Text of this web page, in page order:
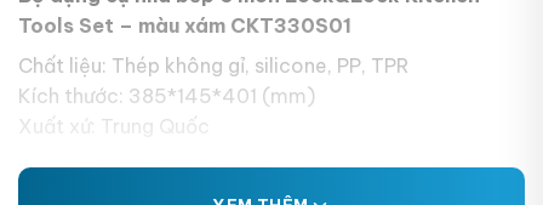
Tools Set – màu xám CKT330S01
Chất liệu: Thép không gỉ, silicone, PP, TPR
Kích thước: 385*145*401 (mm)
Xuất xứ: Trung Quốc